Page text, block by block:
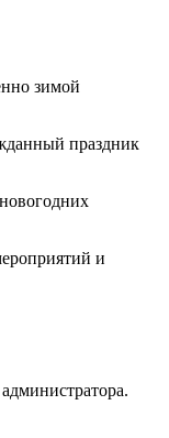
зимой
праздник
и